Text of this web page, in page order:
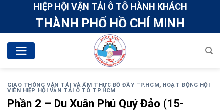
HIỆP HỘI VẬN TẢI Ô TÔ HÀNH KHÁCH
THÀNH PHỐ HỒ CHÍ MINH
GIAO THÔNG VẬN TẢI VÀ ẨM THỰC ĐỒ ĐẦY TP.HCM, HOẠT ĐỘNG HỘI
VIÊN HIỆP HỘI VẬN TẢI Ô TÔ TP.HCM
Phần 2 – Du Xuân Phú Quý Đảo (15-